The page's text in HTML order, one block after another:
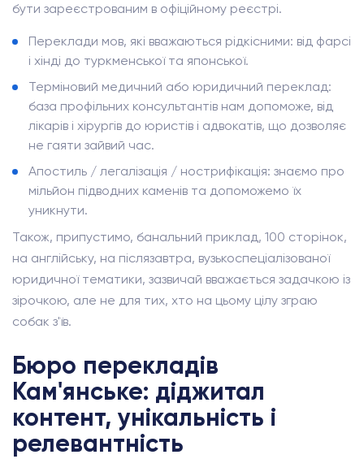
бути зареєстрованим в офіційному реєстрі.
Переклади мов, які вважаються рідкісними: від фарсі
і хінді до туркменської та японської.
Терміновий медичний або юридичний переклад:
база профільних консультантів нам допоможе, від
лікарів і хірургів до юристів і адвокатів, що дозволяє
не гаяти зайвий час.
Апостиль / легалізація / нострифікація: знаємо про
мільйон підводних каменів та допоможемо їх
уникнути.
Також, припустимо, банальний приклад, 100 сторінок,
на англійську, на післязавтра, вузькоспеціалізованої
юридичної тематики, зазвичай вважається задачкою із
зірочкою, але не для тих, хто на цьому цілу зграю
собак з'їв.
Бюро перекладів
Кам'янське: діджитал
контент, унікальність і
релевантність